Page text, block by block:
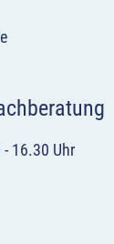
16.30 Uhr